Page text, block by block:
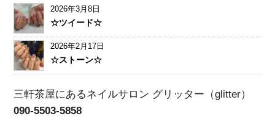
2026年3月8日
☆ツイード☆
2026年2月17日
☆ストーン☆
三軒茶屋にあるネイルサロン グリッター（glitter）
090-5503-5858